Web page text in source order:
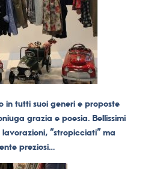
in tutti suoi generi e proposte
grazia e poesia. Bellissimi
“stropicciati” ma
preziosi…